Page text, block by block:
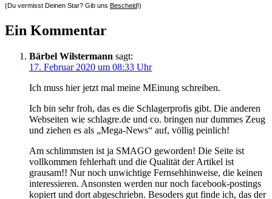
(Du vermisst Deinen Star? Gib uns Bescheid!)
Ein Kommentar
Bärbel Wilstermann sagt:
17. Februar 2020 um 08:33 Uhr
Ich muss hier jetzt mal meine MEinung schreiben.
Ich bin sehr froh, das es die Schlagerprofis gibt. Die anderen
Webseiten wie schlagre.de und co. bringen nur dummes Zeug
und ziehen es als „Mega-News“ auf, völlig peinlich!
Am schlimmsten ist ja SMAGO geworden! Die Seite ist
vollkommen fehlerhaft und die Qualität der Artikel ist
grausam!! Nur noch unwichtige Fernsehhinweise, die keinen
interessieren. Ansonsten werden nur noch facebook-postings
kopiert und dort abgeschriebn. Besoders gut finde ich, das der